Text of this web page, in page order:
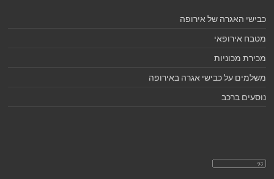
כבישי האגרה של אירופה
מטבח אירופאי
מכירת מכוניות
משלמים על כבישי אגרה באירופה
נוסעים ברכב